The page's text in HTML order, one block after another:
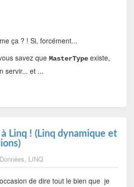
ça ? ! Si, forcément...
savez que MasterTypeexiste,
servir... et ...
Linq ! (Linq dynamique et
Données, LINQ
de dire tout le bien que je